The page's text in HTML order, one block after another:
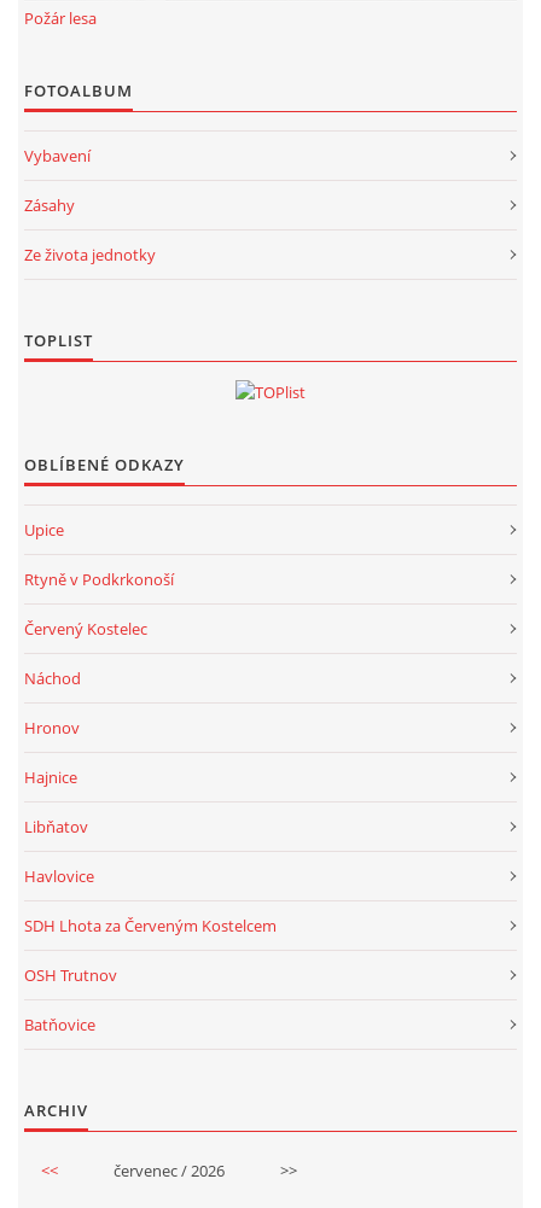
Požár lesa
FOTOALBUM
Vybavení
Zásahy
Ze života jednotky
TOPLIST
OBLÍBENÉ ODKAZY
Upice
Rtyně v Podkrkonoší
Červený Kostelec
Náchod
Hronov
Hajnice
Libňatov
Havlovice
SDH Lhota za Červeným Kostelcem
OSH Trutnov
Batňovice
ARCHIV
<< červenec / 2026 >>